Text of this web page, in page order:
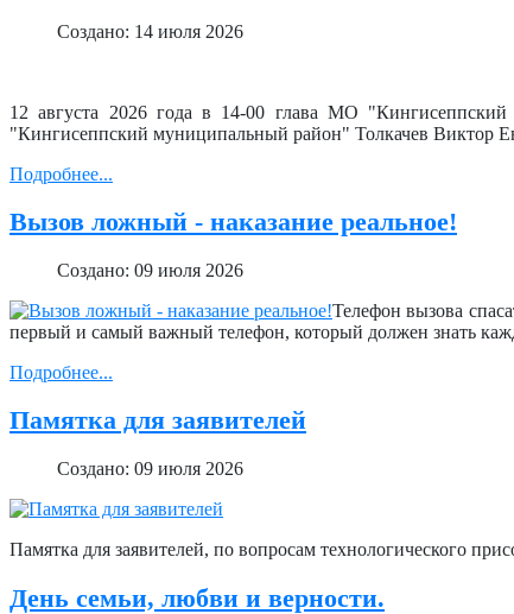
Создано: 14 июля 2026
12 августа 2026 года в 14-00 глава МО
"Кингисеппский муниципальный район" Толкачев Виктор
Подробнее...
Вызов ложный - наказание реальное!
Создано: 09 июля 2026
Телефон вызова
первый и самый важный телефон, который должен знать
Подробнее...
Памятка для заявителей
Создано: 09 июля 2026
Памятка для заявителей, по вопросам технологического
День семьи, любви и верности.